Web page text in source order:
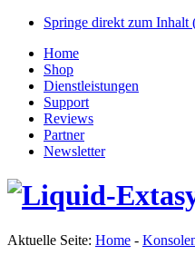
Springe direkt zum Inhalt
Home
Shop
Dienstleistungen
Support
Reviews
Partner
Newsletter
Aktuelle Seite: Home -